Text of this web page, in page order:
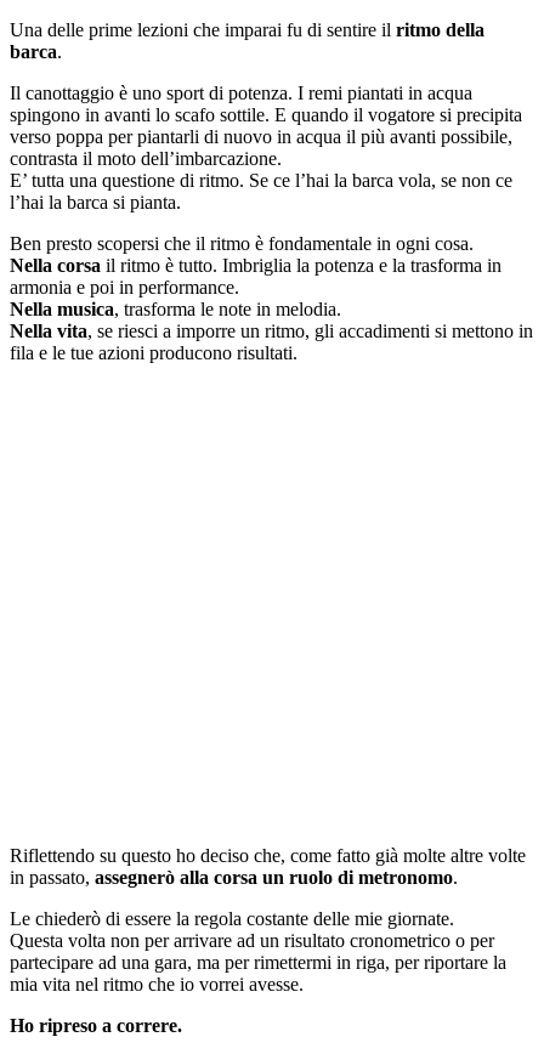
Una delle prime lezioni che imparai fu di sentire il ritmo della
barca.
Il canottaggio è uno sport di potenza. I remi piantati in acqua
spingono in avanti lo scafo sottile. E quando il vogatore si precipita
verso poppa per piantarli di nuovo in acqua il più avanti possibile,
contrasta il moto dell’imbarcazione.
E’ tutta una questione di ritmo. Se ce l’hai la barca vola, se non ce
l’hai la barca si pianta.
Ben presto scopersi che il ritmo è fondamentale in ogni cosa.
Nella corsa il ritmo è tutto. Imbriglia la potenza e la trasforma in
armonia e poi in performance.
Nella musica, trasforma le note in melodia.
Nella vita, se riesci a imporre un ritmo, gli accadimenti si mettono in
fila e le tue azioni producono risultati.
Riflettendo su questo ho deciso che, come fatto già molte altre volte
in passato, assegnerò alla corsa un ruolo di metronomo.
Le chiederò di essere la regola costante delle mie giornate.
Questa volta non per arrivare ad un risultato cronometrico o per
partecipare ad una gara, ma per rimettermi in riga, per riportare la
mia vita nel ritmo che io vorrei avesse.
Ho ripreso a correre.